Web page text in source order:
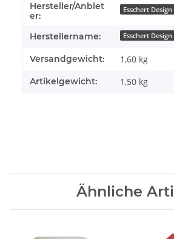
Hersteller/Anbiet
er:
Esschert Design
Herstellername: Esschert Design
Versandgewicht: 1,60 kg
Artikelgewicht: 1,50 kg
Ähnliche